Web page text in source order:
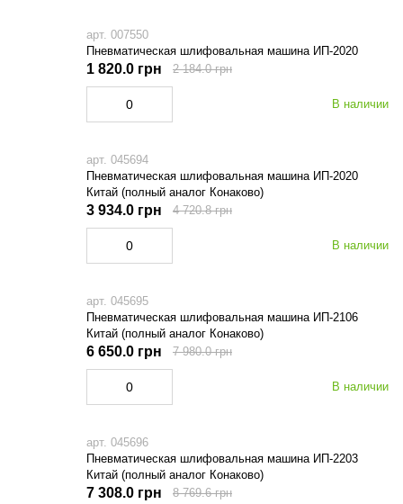
арт. 007550
Пневматическая шлифовальная машина ИП-2020
В наличии
1 820.0 грн 2 184.0 грн
арт. 045694
Пневматическая шлифовальная машина ИП-2020
Китай (полный аналог Конаково)
В наличии
3 934.0 грн 4 720.8 грн
арт. 045695
Пневматическая шлифовальная машина ИП-2106
Китай (полный аналог Конаково)
В наличии
6 650.0 грн 7 980.0 грн
арт. 045696
Пневматическая шлифовальная машина ИП-2203
Китай (полный аналог Конаково)
7 308.0 грн 8 769.6 грн